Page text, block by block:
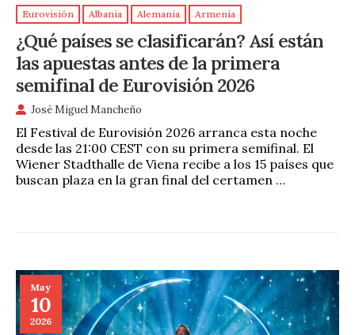
Eurovisión Albania Alemania Armenia
¿Qué países se clasificarán? Así están
las apuestas antes de la primera
semifinal de Eurovisión 2026
José Miguel Mancheño
El Festival de Eurovisión 2026 arranca esta noche
desde las 21:00 CEST con su primera semifinal. El
Wiener Stadthalle de Viena recibe a los 15 países que
buscan plaza en la gran final del certamen …
May
10
2026